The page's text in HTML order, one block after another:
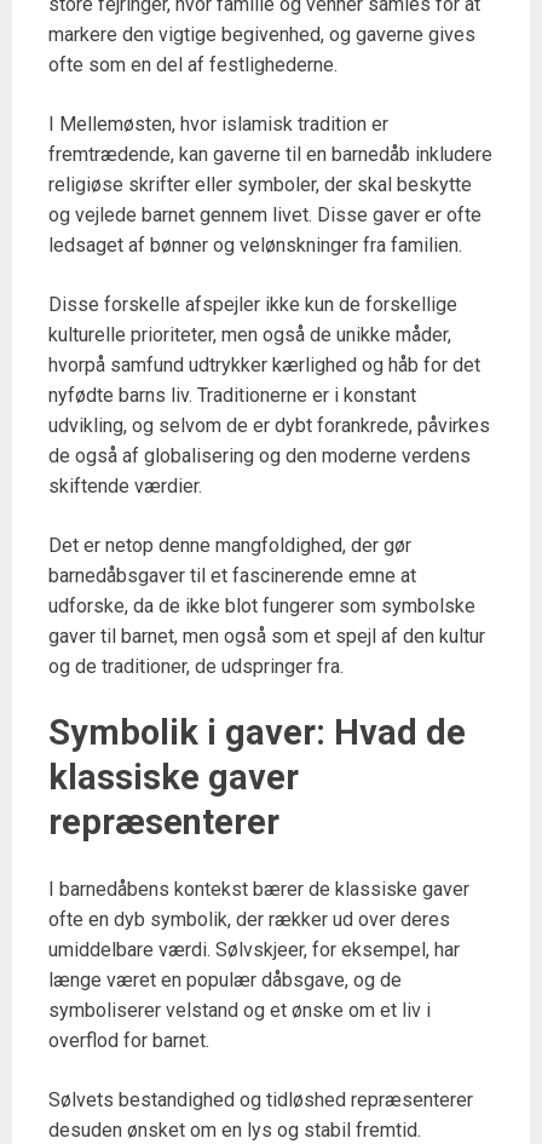
store fejringer, hvor familie og venner samles for at
markere den vigtige begivenhed, og gaverne gives
ofte som en del af festlighederne.
I Mellemøsten, hvor islamisk tradition er
fremtrædende, kan gaverne til en barnedåb inkludere
religiøse skrifter eller symboler, der skal beskytte
og vejlede barnet gennem livet. Disse gaver er ofte
ledsaget af bønner og velønskninger fra familien.
Disse forskelle afspejler ikke kun de forskellige
kulturelle prioriteter, men også de unikke måder,
hvorpå samfund udtrykker kærlighed og håb for det
nyfødte barns liv. Traditionerne er i konstant
udvikling, og selvom de er dybt forankrede, påvirkes
de også af globalisering og den moderne verdens
skiftende værdier.
Det er netop denne mangfoldighed, der gør
barnedåbsgaver til et fascinerende emne at
udforske, da de ikke blot fungerer som symbolske
gaver til barnet, men også som et spejl af den kultur
og de traditioner, de udspringer fra.
Symbolik i gaver: Hvad de
klassiske gaver
repræsenterer
I barnedåbens kontekst bærer de klassiske gaver
ofte en dyb symbolik, der rækker ud over deres
umiddelbare værdi. Sølvskjeer, for eksempel, har
længe været en populær dåbsgave, og de
symboliserer velstand og et ønske om et liv i
overflod for barnet.
Sølvets bestandighed og tidløshed repræsenterer
desuden ønsket om en lys og stabil fremtid.